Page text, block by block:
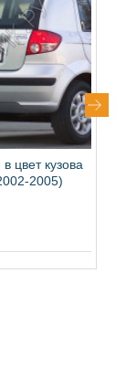
цвет кузова
2005)